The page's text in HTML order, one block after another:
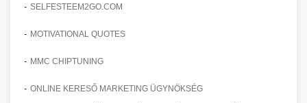
- SELFESTEEM2GO.COM
- MOTIVATIONAL QUOTES
- MMC CHIPTUNING
- ONLINE KERESŐ MARKETING ÜGYNÖKSÉG